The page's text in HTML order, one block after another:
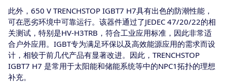
此外，650 V TRENCHSTOP IGBT7 H7具有出色的防潮性能，
可在恶劣环境中可靠运行。该器件通过了JEDEC 47/20/22的相
关测试，特别是HV-H3TRB，符合工业应用标准，因此非常适
合户外应用。IGBT专为满足环保以及高效能源应用的需求而设
计，相较于前几代产品有显著改进。因此，TRENCHSTOP
IGBT7 H7 是常用于太阳能和储能系统等中的NPC1拓扑的理想
补充。